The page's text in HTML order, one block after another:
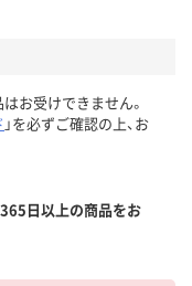
お受けできません。
」を必ずご確認の上、お
日以上の商品をお